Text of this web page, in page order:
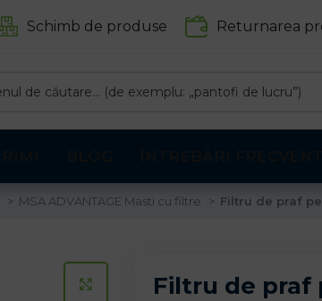
Schimb de produse Returnarea
MSA ADVANTAGE Masti cu filtre Filtru de praf
CLICK PENTRU A MARI
Filtru de praf